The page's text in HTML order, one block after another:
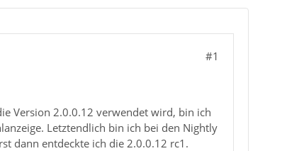
#1
Version 2.0.0.12 verwendet wird, bin ich
Letztendlich bin ich bei den Nightly
dann entdeckte ich die 2.0.0.12 rc1.